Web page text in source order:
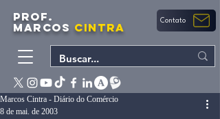
PROF.
MARCOS CINTRA Contato
Marcos Cintra - Diário do Comércio
8 de mai. de 2003